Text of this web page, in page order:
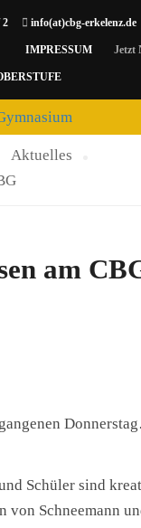
2 info(at)cbg-erkelenz.de
IMPRESSUM Jetzt
Aktuelles
am
Schüler sind
von Schneemann